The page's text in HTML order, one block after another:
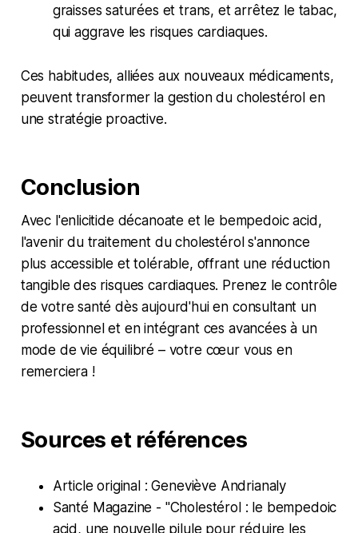
graisses saturées et trans, et arrêtez le tabac,
qui aggrave les risques cardiaques.
Ces habitudes, alliées aux nouveaux médicaments,
peuvent transformer la gestion du cholestérol en
une stratégie proactive.
Conclusion
Avec l'enlicitide décanoate et le bempedoic acid,
l'avenir du traitement du cholestérol s'annonce
plus accessible et tolérable, offrant une réduction
tangible des risques cardiaques. Prenez le contrôle
de votre santé dès aujourd'hui en consultant un
professionnel et en intégrant ces avancées à un
mode de vie équilibré – votre cœur vous en
remerciera !
Sources et références
Article original : Geneviève Andrianaly
Santé Magazine - "Cholestérol : le bempedoic
acid, une nouvelle pilule pour réduire les